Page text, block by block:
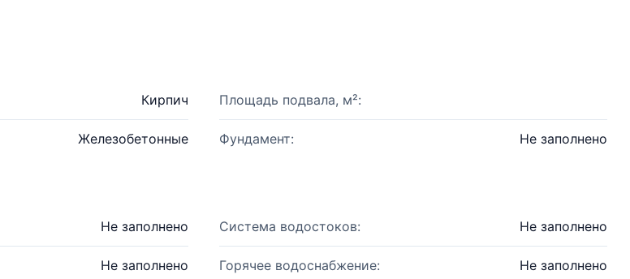
Кирпич Площадь подвала, м²:
Железобетонные Фундамент: Не заполнено
Не заполнено Система водостоков: Не заполнено
Не заполнено Горячее водоснабжение: Не заполнено